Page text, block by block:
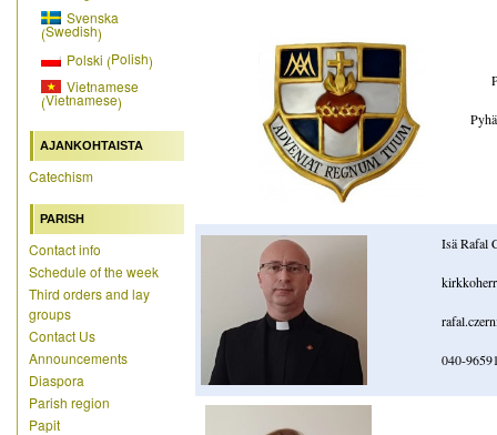
Svenska
(Swedish)
Polski (Polish)
Vietnamese
(Vietnamese)
AJANKOHTAISTA
Catechism
PARISH
Contact info
Schedule of the week
Third orders and lay
groups
Contact Us
Announcements
Diaspora
Parish region
Papit
Isä Rafal
040-